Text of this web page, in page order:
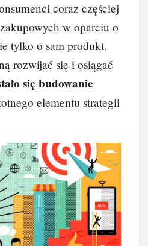
coraz częściej
w oparciu o
tylko o sam produkt.
rozwijać się i osiągać
się budowanie
elementu strategii